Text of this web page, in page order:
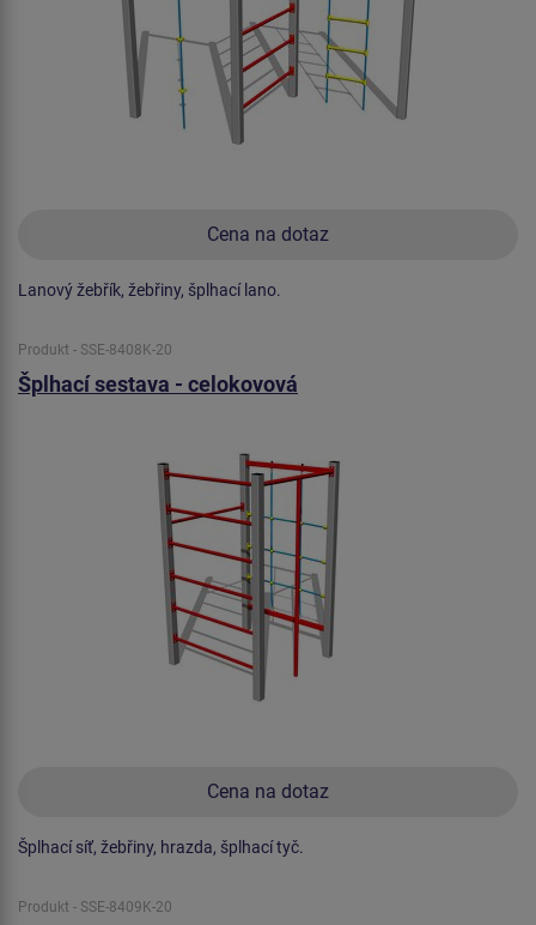
Cena na dotaz
Lanový žebřík, žebřiny, šplhací lano.
Produkt - SSE-8408K-20
Šplhací sestava - celokovová
Cena na dotaz
Šplhací síť, žebřiny, hrazda, šplhací tyč.
Produkt - SSE-8409K-20